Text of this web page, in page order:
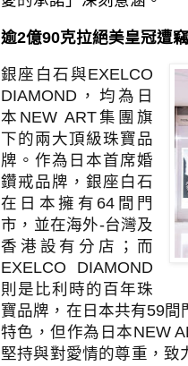
逾2億90克拉絕美皇冠遭
銀座白石與EXELCO
DIAMOND ，均為日
本 NEW ART集團旗
下的兩大頂級珠寶品
牌。作為日本首席婚
鑽戒品牌，銀座白石
在日本擁有 64 間門
市，並在海外-台灣及
香港設有分店；而
EXELCO DIAMOND
則是比利時的百年珠
寶品牌，在日本共有59間
特色，但作為日本NEW
堅持與對愛情的尊重，致